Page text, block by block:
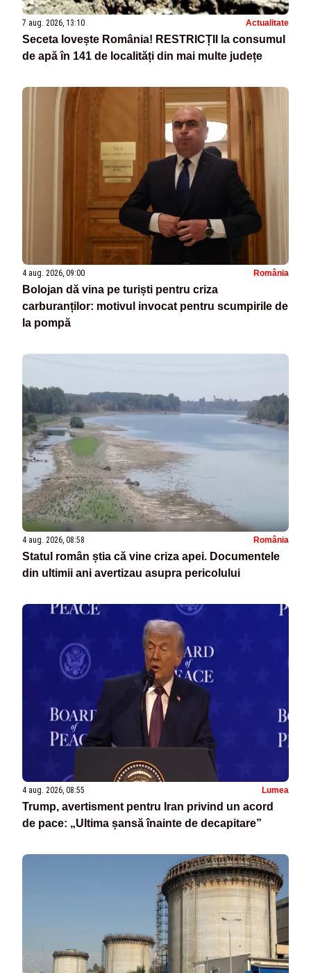
7 aug. 2026, 13:10 Actualitate
Seceta lovește România! RESTRICȚII la consumul
de apă în 141 de localități din mai multe județe
4 aug. 2026, 09:00 România
Bolojan dă vina pe turiști pentru criza
carburanților: motivul invocat pentru scumpirile de
la pompă
4 aug. 2026, 08:58 România
Statul român știa că vine criza apei. Documentele
din ultimii ani avertizau asupra pericolului
4 aug. 2026, 08:55 Lumea
Trump, avertisment pentru Iran privind un acord
de pace: „Ultima șansă înainte de decapitare”